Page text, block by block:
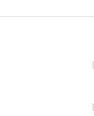
...
σειράς